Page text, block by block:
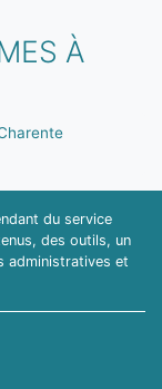
À
du service
des outils, un
administratives et